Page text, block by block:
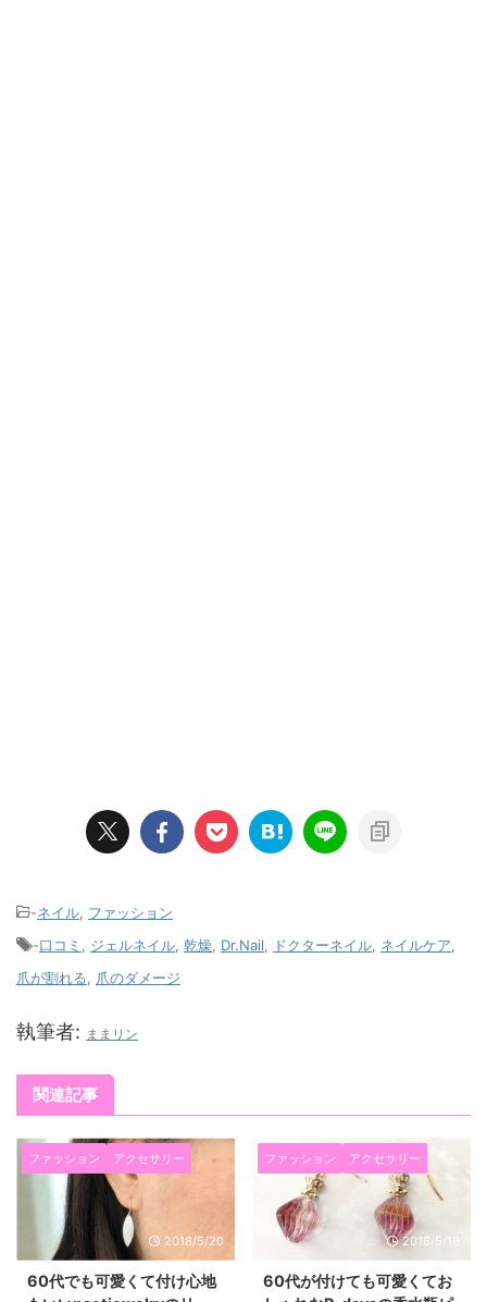
-ネイル, ファッション
-口コミ , ジェルネイル, 乾燥, Dr.Nail, ドクターネイル, ネイルケア,
爪が割れる, 爪のダメージ
執筆者: ままリン
関連記事
ファッション アクセサリー
2018/5/20
60代でも可愛くて付け心地
ファッション アクセサリー
2018/5/19
60代が付けても可愛くてお